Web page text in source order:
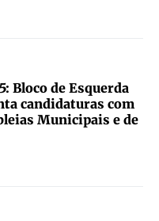
Bloco de Esquerda
candidaturas com
Municipais e de